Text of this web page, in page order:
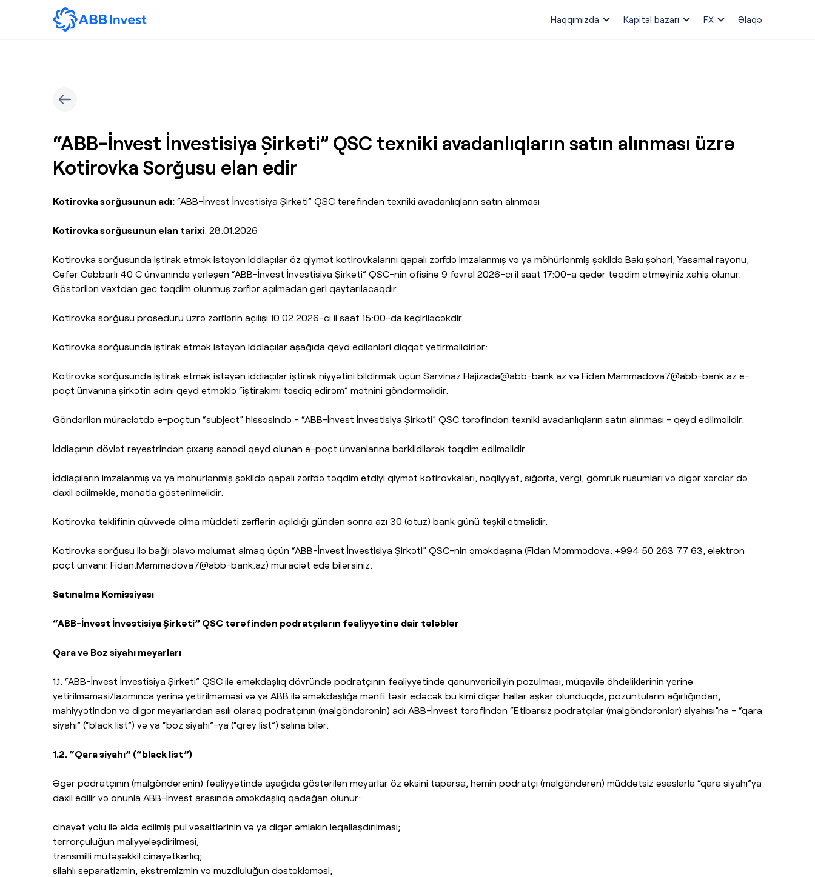
Haqqımızda Kapital bazarı FX Əlaqə
“ABB-İnvest İnvestisiya Şirkəti” QSC texniki avadanlıqların satın alınması üzrə
Kotirovka Sorğusu elan edir
Kotirovka sorğusunun adı: “ABB-İnvest İnvestisiya Şirkəti” QSC tərəfindən texniki avadanlıqların satın alınması
Kotirovka sorğusunun elan tarixi: 28.01.2026
Kotirovka sorğusunda iştirak etmək istəyən iddiaçılar öz qiymət kotirovkalarını qapalı zərfdə imzalanmış və ya möhürlənmiş şəkildə Bakı şəhəri, Yasamal rayonu,
Cəfər Cabbarlı 40 C ünvanında yerləşən “ABB-İnvest İnvestisiya Şirkəti” QSC-nin ofisinə 9 fevral 2026-cı il saat 17:00-a qədər təqdim etməyiniz xahiş olunur.
Göstərilən vaxtdan gec təqdim olunmuş zərflər açılmadan geri qaytarılacaqdır.
Kotirovka sorğusu proseduru üzrə zərflərin açılışı 10.02.2026-cı il saat 15:00-da keçiriləcəkdir.
Kotirovka sorğusunda iştirak etmək istəyən iddiaçılar aşağıda qeyd edilənləri diqqət yetirməlidirlər:
Kotirovka sorğusunda iştirak etmək istəyən iddiaçılar iştirak niyyətini bildirmək üçün Sarvinaz.Hajizada@abb-bank.az və Fidan.Mammadova7@abb-bank.az e-
poçt ünvanına şirkətin adını qeyd etməklə “iştirakımı təsdiq edirəm” mətnini göndərməlidir.
Göndərilən müraciətdə e-poçtun “subject” hissəsində - “ABB-İnvest İnvestisiya Şirkəti” QSC tərəfindən texniki avadanlıqların satın alınması - qeyd edilməlidir.
İddiaçının dövlət reyestrindən çıxarış sənədi qeyd olunan e-poçt ünvanlarına bərkildilərək təqdim edilməlidir.
İddiaçıların imzalanmış və ya möhürlənmiş şəkildə qapalı zərfdə təqdim etdiyi qiymət kotirovkaları, nəqliyyat, sığorta, vergi, gömrük rüsumları və digər xərclər də
daxil edilməklə, manatla göstərilməlidir.
Kotirovka təklifinin qüvvədə olma müddəti zərflərin açıldığı gündən sonra azı 30 (otuz) bank günü təşkil etməlidir.
Kotirovka sorğusu ilə bağlı əlavə məlumat almaq üçün “ABB-İnvest İnvestisiya Şirkəti” QSC-nin əməkdaşına (Fidan Məmmədova: +994 50 263 77 63, elektron
poçt ünvanı: Fidan.Mammadova7@abb-bank.az) müraciət edə bilərsiniz.
Satınalma Komissiyası
“ABB-İnvest İnvestisiya Şirkəti” QSC tərəfindən podratçıların fəaliyyətinə dair tələblər
Qara və Boz siyahı meyarları
1.1. “ABB-İnvest İnvestisiya Şirkəti” QSC ilə əməkdaşlıq dövründə podratçının fəaliyyətində qanunvericiliyin pozulması, müqavilə öhdəliklərinin yerinə
yetirilməməsi/lazımınca yerinə yetirilməməsi və ya ABB ilə əməkdaşlığa mənfi təsir edəcək bu kimi digər hallar aşkar olunduqda, pozuntuların ağırlığından,
mahiyyətindən və digər meyarlardan asılı olaraq podratçının (malgöndərənin) adı ABB-İnvest tərəfindən “Etibarsız podratçılar (malgöndərənlər) siyahısı”na - “qara
siyahı” (“black list”) və ya “boz siyahı”-ya (“grey list”) salına bilər.
1.2. “Qara siyahı” (“black list”)
Əgər podratçının (malgöndərənin) fəaliyyətində aşağıda göstərilən meyarlar öz əksini taparsa, həmin podratçı (malgöndərən) müddətsiz əsaslarla “qara siyahı”ya
daxil edilir və onunla ABB-İnvest arasında əməkdaşlıq qadağan olunur:
cinayət yolu ilə əldə edilmiş pul vəsaitlərinin və ya digər əmlakın leqallaşdırılması;
terrorçuluğun maliyyələşdirilməsi;
transmilli mütəşəkkil cinayətkarlıq;
silahlı separatizmin, ekstremizmin və muzdluluğun dəstəkləməsi;